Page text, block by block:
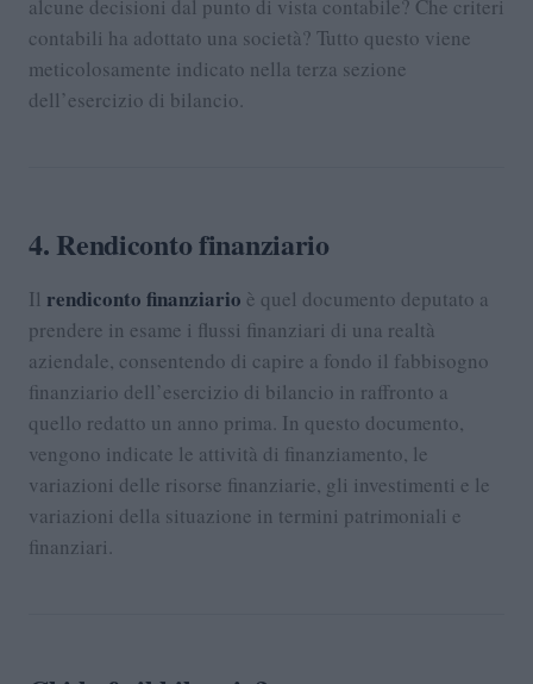
alcune decisioni dal punto di vista contabile? Che criteri
contabili ha adottato una società? Tutto questo viene
meticolosamente indicato nella terza sezione
dell’esercizio di bilancio.
4. Rendiconto finanziario
Il rendiconto finanziario è quel documento deputato a
prendere in esame i flussi finanziari di una realtà
aziendale, consentendo di capire a fondo il fabbisogno
finanziario dell’esercizio di bilancio in raffronto a
quello redatto un anno prima. In questo documento,
vengono indicate le attività di finanziamento, le
variazioni delle risorse finanziarie, gli investimenti e le
variazioni della situazione in termini patrimoniali e
finanziari.